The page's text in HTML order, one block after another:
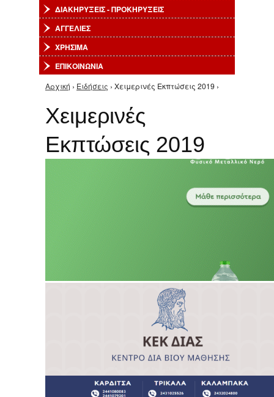
ΔΙΑΚΗΡΥΞΕΙΣ - ΠΡΟΚΗΡΥΞΕΙΣ
ΑΓΓΕΛΙΕΣ
ΧΡΗΣΙΜΑ
ΕΠΙΚΟΙΝΩΝΙΑ
Είστε εδώ
Αρχική › Ειδήσεις › Χειμερινές Εκπτώσεις 2019 ›
Χειμερινές
Εκπτώσεις 2019